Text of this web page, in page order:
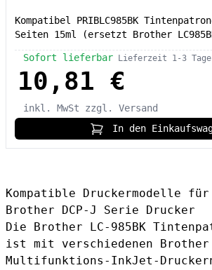
Kompatibel PRIBLC985BK
Seiten 15ml (ersetzt Brother
Sofort lieferbar Lieferzeit 1-3 Tage
10,81 €
inkl. MwSt
zzgl. Versand
In den
Kompatible Druckermodelle für
Brother DCP-J Serie Drucker
Die
Brother LC-985BK
ist mit verschiedenen Brother
Multifunktions-InkJet-